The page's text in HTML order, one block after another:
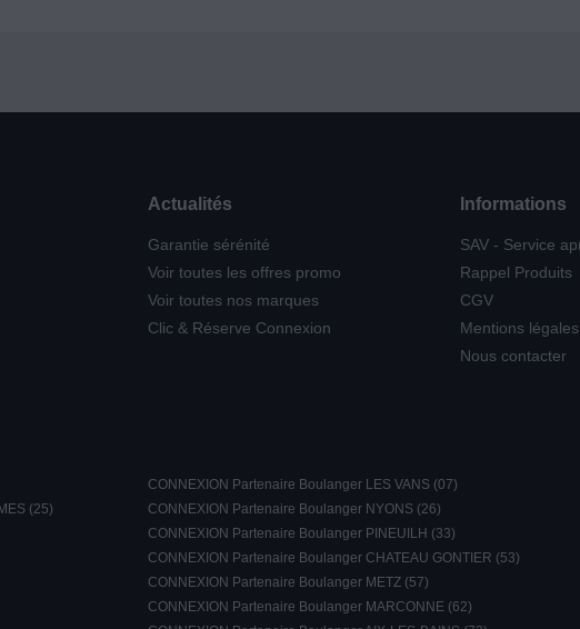
Actualités
Garantie sérénité
Voir toutes les offres promo
Voir toutes nos marques
Clic & Réserve Connexion
Informations
SAV - Service
Rappel Produits
CGV
Mentions légales
Nous contacter
CONNEXION Partenaire Boulanger LES VANS (07)
(25)
CONNEXION Partenaire Boulanger NYONS (26)
CONNEXION Partenaire Boulanger PINEUILH (33)
CONNEXION Partenaire Boulanger CHATEAU GONTIER (53)
CONNEXION Partenaire Boulanger METZ (57)
CONNEXION Partenaire Boulanger MARCONNE (62)